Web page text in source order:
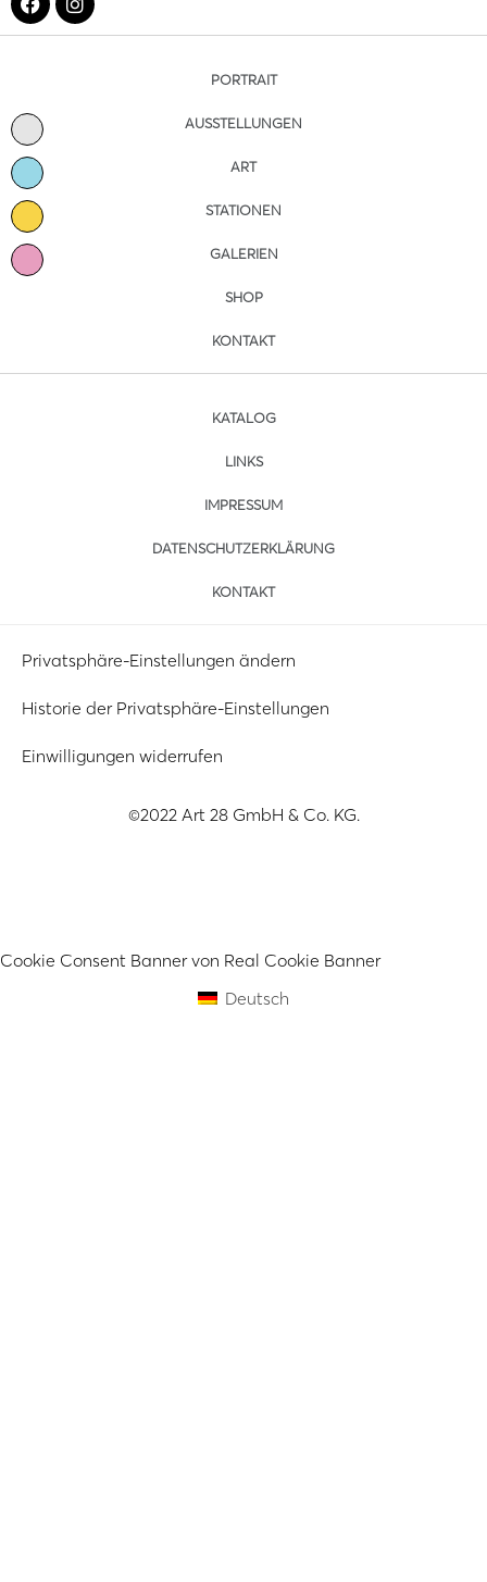
PORTRAIT
AUSSTELLUNGEN
ART
STATIONEN
GALERIEN
SHOP
KONTAKT
KATALOG
LINKS
IMPRESSUM
DATENSCHUTZERKLÄRUNG
KONTAKT
Privatsphäre-Einstellungen ändern
Historie der Privatsphäre-Einstellungen
Einwilligungen widerrufen
©2022 Art 28 GmbH & Co. KG.
Cookie Consent Banner von Real Cookie Banner
Deutsch